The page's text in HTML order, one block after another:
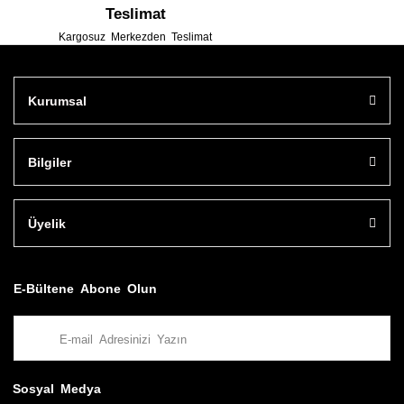
Teslimat
Kargosuz Merkezden Teslimat
Kurumsal
Bilgiler
Üyelik
E-Bültene Abone Olun
Sosyal Medya